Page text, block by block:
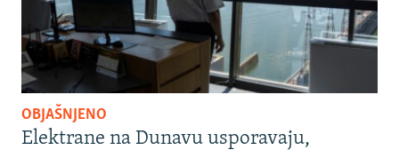
OBJAŠNJENO
Elektrane na Dunavu usporavaju,